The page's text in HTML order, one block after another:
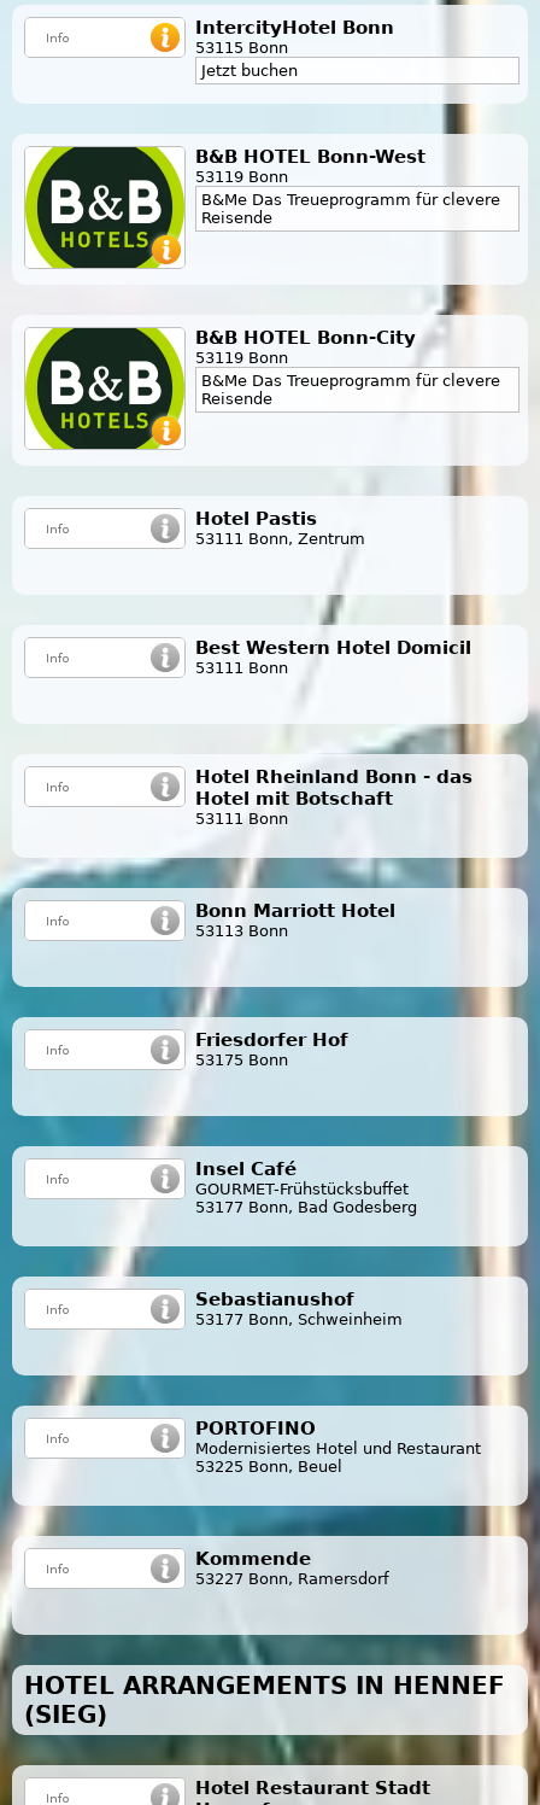
IntercityHotel Bonn
53115 Bonn
Jetzt buchen
B&B HOTEL Bonn-West
53119 Bonn
B&Me Das Treueprogramm für clevere
Reisende
B&B HOTEL Bonn-City
53119 Bonn
B&Me Das Treueprogramm für clevere
Reisende
Hotel Pastis
53111 Bonn, Zentrum
Best Western Hotel Domicil
53111 Bonn
Hotel Rheinland Bonn - das
Hotel mit Botschaft
53111 Bonn
Bonn Marriott Hotel
53113 Bonn
Friesdorfer Hof
53175 Bonn
Insel Café
GOURMET-Frühstücksbuffet
53177 Bonn, Bad Godesberg
Sebastianushof
53177 Bonn, Schweinheim
PORTOFINO
Modernisiertes Hotel und Restaurant
53225 Bonn, Beuel
Kommende
53227 Bonn, Ramersdorf
HOTEL ARRANGEMENTS IN HENNEF
(SIEG)
Hotel Restaurant Stadt